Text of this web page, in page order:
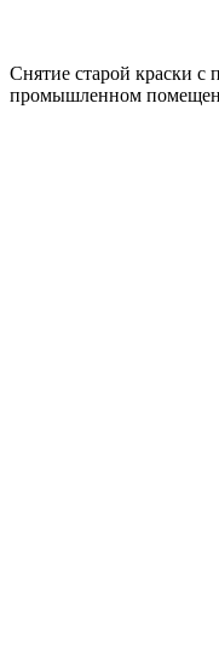
Снятие старой краски с
промышленном